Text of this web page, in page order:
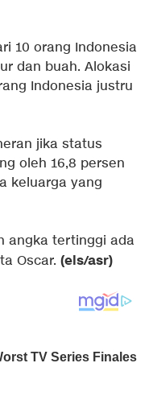
10 orang Indonesia
dan buah. Alokasi
Indonesia justru
jika status
oleh 16,8 persen
keluarga yang
angka tertinggi ada
Oscar. (els/asr)